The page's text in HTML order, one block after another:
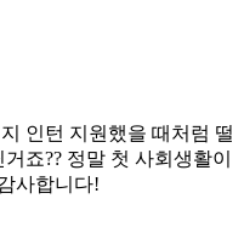
인턴 지원했을 때처럼 떨
죠?? 정말 첫 사회생활이
사합니다!